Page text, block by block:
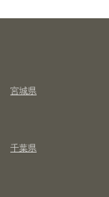
宮城県
千葉県